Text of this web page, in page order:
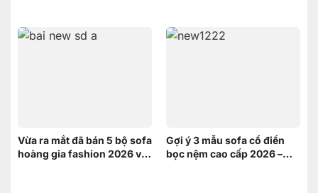
Vừa ra mắt đã bán 5 bộ sofa
hoàng gia fashion 2026 và
Gợi ý 3 mẫu sofa cổ điển
bọc nệm cao cấp 2026 –